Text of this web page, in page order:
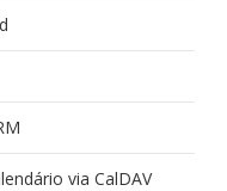
via CalDAV